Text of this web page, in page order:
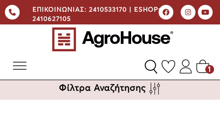
ΕΠΙΚΟΙΝΩΝΙΑΣ: 2410533170 | ESHOP:
2410627105
1
Φίλτρα Αναζήτησης